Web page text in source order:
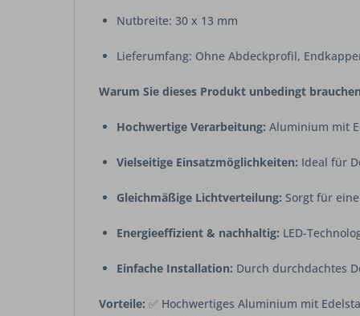
Nutbreite: 30 x 13 mm
Lieferumfang: Ohne Abdeckprofil,
Warum Sie dieses Produkt unbedingt
Hochwertige Verarbeitung: Aluminium mit
Vielseitige Einsatzmöglichkeiten: Ideal für
Gleichmäßige Lichtverteilung: Sorgt für
Energieeffizient & nachhaltig: LED-
Einfache Installation: Durch durchdachtes
Vorteile: ✅ Hochwertiges Aluminium mit